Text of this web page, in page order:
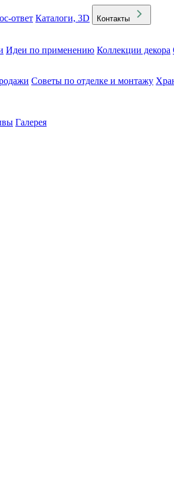
ответ Каталоги, 3D Контакты
Идеи по применению Коллекции декора
Советы по отделке и монтажу
Галерея